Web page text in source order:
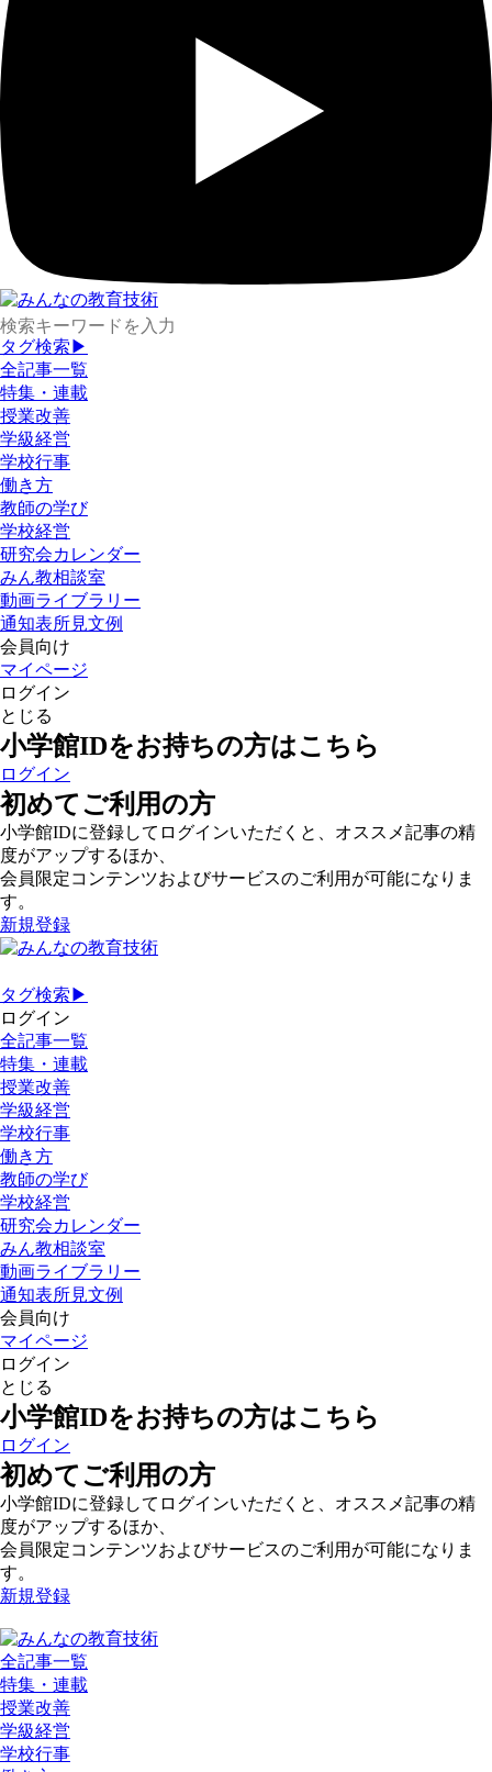
タグ検索▶
全記事一覧
特集・連載
授業改善
学級経営
学校行事
働き方
教師の学び
学校経営
研究会カレンダー
みん教相談室
動画ライブラリー
通知表所見文例
会員向け
マイページ
ログイン
とじる
小学館IDをお持ちの方はこちら
ログイン
初めてご利用の方
小学館IDに登録してログインいただくと、オススメ記事の精
度がアップするほか、
会員限定コンテンツおよびサービスのご利用が可能になりま
す。
新規登録
タグ検索▶
ログイン
全記事一覧
特集・連載
授業改善
学級経営
学校行事
働き方
教師の学び
学校経営
研究会カレンダー
みん教相談室
動画ライブラリー
通知表所見文例
会員向け
マイページ
ログイン
とじる
小学館IDをお持ちの方はこちら
ログイン
初めてご利用の方
小学館IDに登録してログインいただくと、オススメ記事の精
度がアップするほか、
会員限定コンテンツおよびサービスのご利用が可能になりま
す。
新規登録
全記事一覧
特集・連載
授業改善
学級経営
学校行事